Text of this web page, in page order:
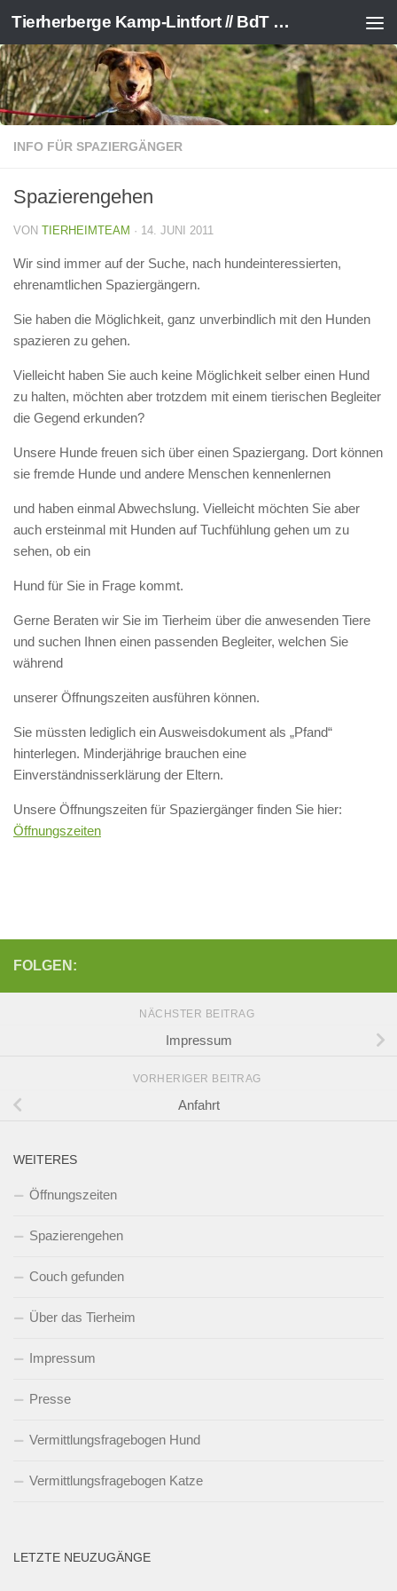
Zum Inhalt springen Tierherberge Kamp-Lintfort // BdT e.V.
INFO FÜR SPAZIERGÄNGER
Spazierengehen
VON TIERHEIMTEAM · 14. JUNI 2011
Wir sind immer auf der Suche, nach hundeinteressierten,
ehrenamtlichen Spaziergängern.
Sie haben die Möglichkeit, ganz unverbindlich mit den Hunden
spazieren zu gehen.
Vielleicht haben Sie auch keine Möglichkeit selber einen Hund
zu halten, möchten aber trotzdem mit einem tierischen Begleiter
die Gegend erkunden?
Unsere Hunde freuen sich über einen Spaziergang. Dort können
sie fremde Hunde und andere Menschen kennenlernen
und haben einmal Abwechslung. Vielleicht möchten Sie aber
auch ersteinmal mit Hunden auf Tuchfühlung gehen um zu
sehen, ob ein
Hund für Sie in Frage kommt.
Gerne Beraten wir Sie im Tierheim über die anwesenden Tiere
und suchen Ihnen einen passenden Begleiter, welchen Sie
während
unserer Öffnungszeiten ausführen können.
Sie müssten lediglich ein Ausweisdokument als „Pfand“
hinterlegen. Minderjährige brauchen eine
Einverständnisserklärung der Eltern.
Unsere Öffnungszeiten für Spaziergänger finden Sie hier:
Öffnungszeiten
FOLGEN:
NÄCHSTER BEITRAG
Impressum
VORHERIGER BEITRAG
Anfahrt
WEITERES
Öffnungszeiten
Spazierengehen
Couch gefunden
Über das Tierheim
Impressum
Presse
Vermittlungsfragebogen Hund
Vermittlungsfragebogen Katze
LETZTE NEUZUGÄNGE